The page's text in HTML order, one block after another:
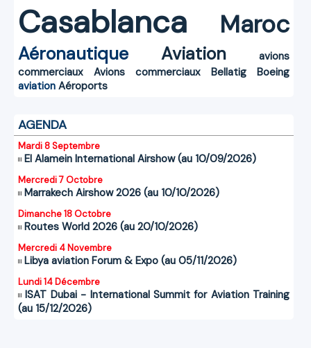
Casablanca Maroc
Aéronautique Aviation
avions
commerciaux
Avions commerciaux Bellatig
Boeing
aviation Aéroports
AGENDA
Mardi 8 Septembre
El Alamein International Airshow (au 10/09/2026)
Mercredi 7 Octobre
Marrakech Airshow 2026 (au 10/10/2026)
Dimanche 18 Octobre
Routes World 2026 (au 20/10/2026)
Mercredi 4 Novembre
Libya aviation Forum & Expo (au 05/11/2026)
Lundi 14 Décembre
ISAT Dubai - International Summit for Aviation Training
(au 15/12/2026)